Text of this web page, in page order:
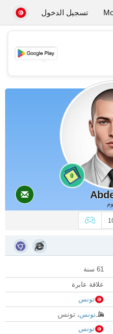
تسجيل الدخول
💖
💕
0
61 سنة
علاقة عابرة
تونس
تونس، تونس
تونس